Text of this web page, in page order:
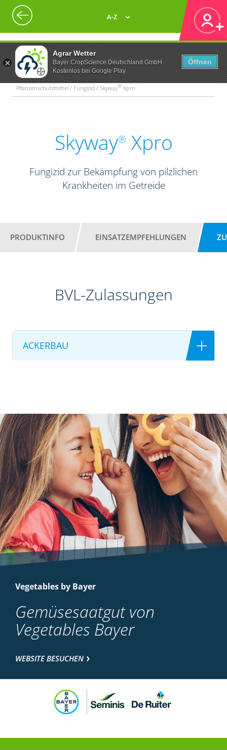
Agrar Wetter
Bayer CropScience Deutschland GmbH
Kostenlos bei Google Play
Öffnen
A-Z
Pflanzenschutzmittel / Fungizid / Skyway® Xpro
Skyway® Xpro
Fungizid zur Bekämpfung von pilzlichen
Krankheiten im Getreide
PRODUKTINFO EINSATZEMPFEHLUNGEN
BVL-Zulassungen
ACKERBAU
Vegetables by Bayer
Gemüsesaatgut von
Vegetables Bayer
WEBSITE BESUCHEN